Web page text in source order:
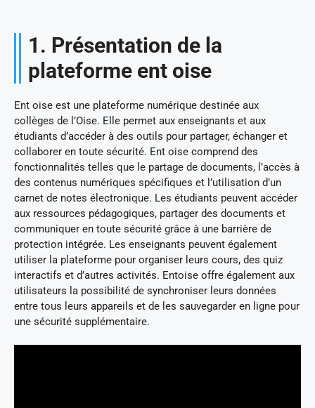
1. Présentation de la
plateforme ent oise
Ent oise est une plateforme numérique destinée aux
collèges de l’Oise. Elle permet aux enseignants et aux
étudiants d’accéder à des outils pour partager, échanger et
collaborer en toute sécurité. Ent oise comprend des
fonctionnalités telles que le partage de documents, l’accès à
des contenus numériques spécifiques et l’utilisation d’un
carnet de notes électronique. Les étudiants peuvent accéder
aux ressources pédagogiques, partager des documents et
communiquer en toute sécurité grâce à une barrière de
protection intégrée. Les enseignants peuvent également
utiliser la plateforme pour organiser leurs cours, des quiz
interactifs et d’autres activités. Entoise offre également aux
utilisateurs la possibilité de synchroniser leurs données
entre tous leurs appareils et de les sauvegarder en ligne pour
une sécurité supplémentaire.